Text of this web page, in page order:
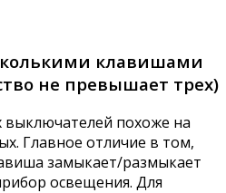
клавишами
не превышает трех)
выключателей похоже на
Главное отличие в том,
замыкает/размыкает
освещения. Для